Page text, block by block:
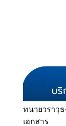
ทนายวราวุธ·
เอกสาร